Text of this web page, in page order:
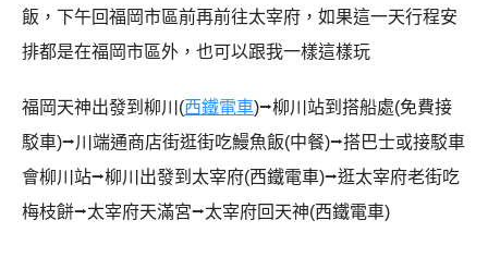
飯，下午回福岡市區前再前往太宰府，如果這一天行程安
排都是在福岡市區外，也可以跟我一樣這樣玩
福岡天神出發到柳川(西鐵電車)⭢柳川站到搭船處(免費接
駁車)⭢川端通商店街逛街吃鰻魚飯(中餐)⭢搭巴士或接駁車
會柳川站⭢柳川出發到太宰府(西鐵電車)⭢逛太宰府老街吃
梅枝餅⭢太宰府天滿宮⭢太宰府回天神(西鐵電車)